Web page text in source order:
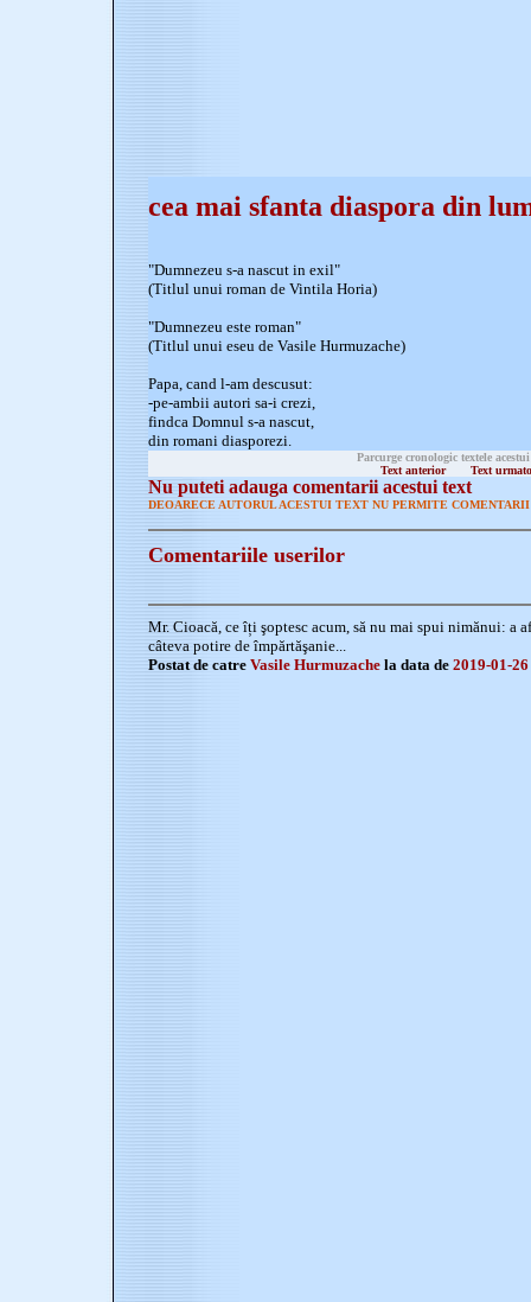
cea mai sfanta diaspora din
"Dumnezeu s-a nascut in exil"
(Titlul unui roman de Vintila Horia)
"Dumnezeu este roman"
(Titlul unui eseu de Vasile Hurmuzache)
Papa, cand l-am descusut:
-pe-ambii autori sa-i crezi,
findca Domnul s-a nascut,
din romani diasporezi.
Parcurge cronologic textele
Text anterior
Text
Nu puteti adauga comentarii acestui text
DEOARECE AUTORUL ACESTUI TEXT NU PERMITE
Comentariile userilor
Mr. Cioacă, ce îți şoptesc acum, să nu mai spui nimănui: a
câteva potire de împărtăşanie...
Postat de catre Vasile Hurmuzache la data de 2019-01-